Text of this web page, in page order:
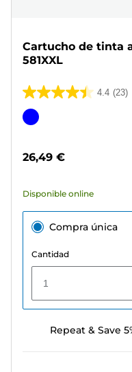
Cartucho de tinta
581XXL
4.4 (23)
4.4
de
23
Cartucho
color
26,49 €
Disponible online
Compra única
Cantidad
1
Repeat & Save